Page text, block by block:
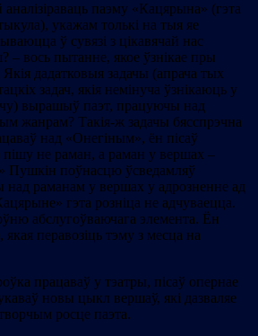
паэму «Кацярына» (гэта
укажам толькі на тыя яе
ў сувязі з цікавячай нас
– вось пытанне, якое ўзнікае пры
дадатковыя задачы (апрача тых
задач, якія немінуча ўзнікаюць у
вырашыў паэт, працуючы над
жанрам? Такія-ж задачы бясспрэчна
над «Онегіным», ён пісаў
не раман, а раман у вершах –
Пушкін поўнасцю ўсведамляў
над раманам у вершах у адрозненне ад
гэта розніца не адчуваецца.
абслугоўваючага элемента. Ён
перавозіць тэму з месца на
працаваў у тэатры, пісаў опернае
новы цыкл вершаў, які дазваляе
росце паэта.